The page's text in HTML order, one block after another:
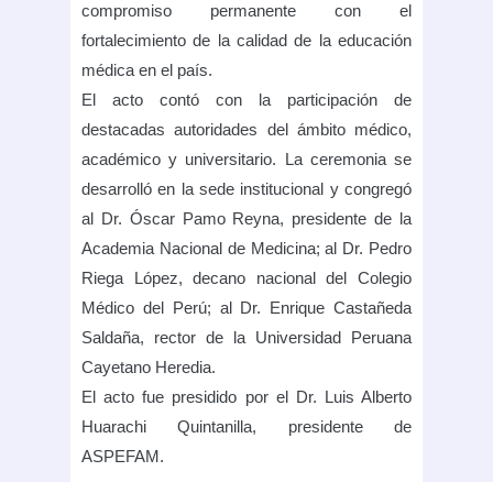
compromiso permanente con el
fortalecimiento de la calidad de la educación
médica en el país.
El acto contó con la participación de
destacadas autoridades del ámbito médico,
académico y universitario. La ceremonia se
desarrolló en la sede institucional y congregó
al Dr. Óscar Pamo Reyna, presidente de la
Academia Nacional de Medicina; al Dr. Pedro
Riega López, decano nacional del Colegio
Médico del Perú; al Dr. Enrique Castañeda
Saldaña, rector de la Universidad Peruana
Cayetano Heredia.
El acto fue presidido por el Dr. Luis Alberto
Huarachi Quintanilla, presidente de
ASPEFAM.